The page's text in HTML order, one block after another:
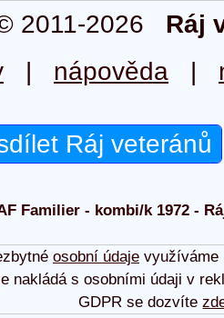
2011-2026 Ráj
| nápověda |
Ráj veteránů
Familier - kombi/k 1972 -
osobní údajevyužíváme
nakládá s osobními údaji v
GDPR se dozvíte